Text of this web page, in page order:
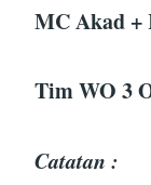
MC Akad +
Tim WO 3
Catatan :